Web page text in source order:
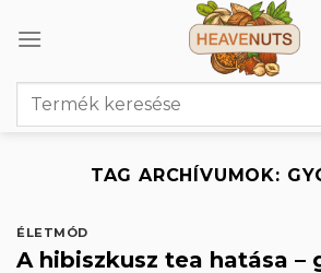
Keresés
TAG ARCHÍVUMOK:
ÉLETMÓD
A hibiszkusz tea hatása –